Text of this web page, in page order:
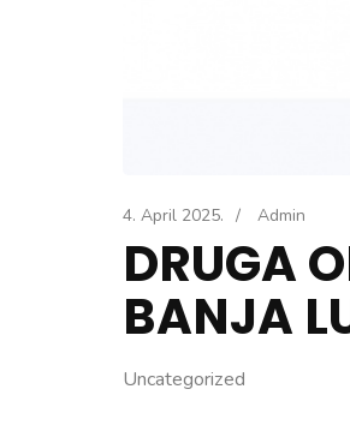
4. April 2025. / Admin
DRUGA
BANJA
Uncategorized